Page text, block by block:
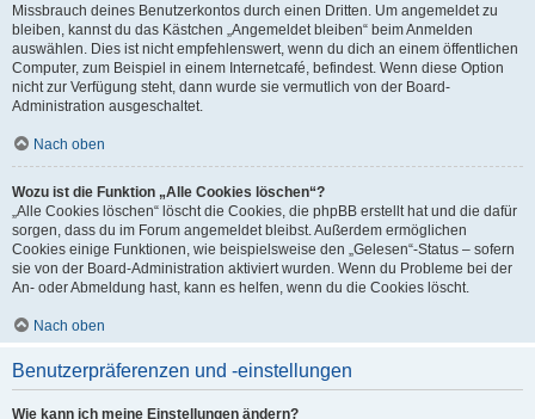
Missbrauch deines Benutzerkontos durch einen Dritten. Um angemeldet zu
bleiben, kannst du das Kästchen „Angemeldet bleiben“ beim Anmelden
auswählen. Dies ist nicht empfehlenswert, wenn du dich an einem öffentlichen
Computer, zum Beispiel in einem Internetcafé, befindest. Wenn diese Option
nicht zur Verfügung steht, dann wurde sie vermutlich von der Board-
Administration ausgeschaltet.
Nach oben
Wozu ist die Funktion „Alle Cookies löschen“?
„Alle Cookies löschen“ löscht die Cookies, die phpBB erstellt hat und die dafür
sorgen, dass du im Forum angemeldet bleibst. Außerdem ermöglichen
Cookies einige Funktionen, wie beispielsweise den „Gelesen“-Status – sofern
sie von der Board-Administration aktiviert wurden. Wenn du Probleme bei der
An- oder Abmeldung hast, kann es helfen, wenn du die Cookies löscht.
Nach oben
Benutzerpräferenzen und -einstellungen
Wie kann ich meine Einstellungen ändern?